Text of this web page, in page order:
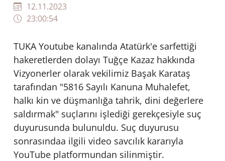
12.11.2023
23:00:54
TUKA Youtube kanalında Atatürk'e sarfettiği
hakeretlerden dolayı Tuğçe Kazaz hakkında
Vizyonerler olarak vekilimiz Başak Karataş
tarafından "5816 Sayılı Kanuna Muhalefet,
halkı kin ve düşmanlığa tahrik, dini değerlere
saldırmak" suçlarını işlediği gerekçesiyle suç
duyurusunda bulunuldu. Suç duyurusu
sonrasındaa ilgili video savcılık kararıyla
YouTube platformundan silinmiştir.